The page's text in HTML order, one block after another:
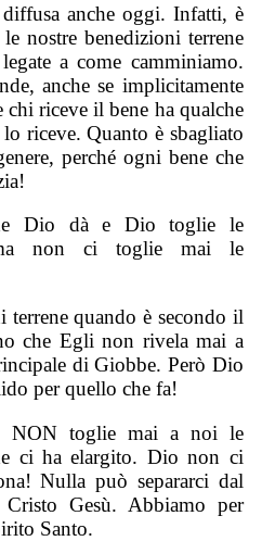
anche oggi. Infatti, è
nostre benedizioni terrene
a come camminiamo.
anche se implicitamente
riceve il bene ha qualche
riceve. Quanto è sbagliato
perché ogni bene che
Dio dà e Dio toglie le
ma non ci toglie mai le
quando è secondo il
che Egli non rivela mai a
di Giobbe. Però Dio
per quello che fa!
NON toglie mai a noi le
ci ha elargito. Dio non ci
Nulla può separarci dal
Gesù. Abbiamo per
Santo.